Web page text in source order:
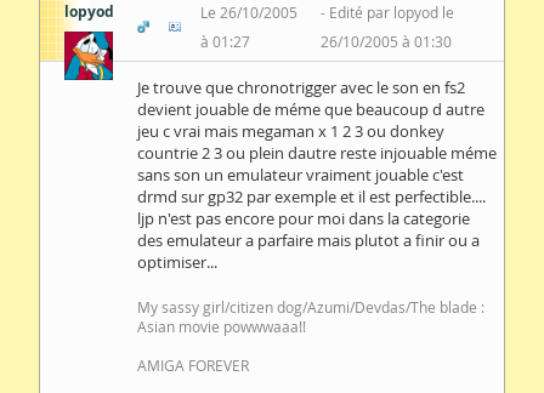
lopyod
Le 26/10/2005
à 01:27
Edité par lopyod le
26/10/2005 à 01:30
Je trouve que chronotrigger avec le son en fs2
devient jouable de méme que beaucoup d autre
jeu c vrai mais megaman x 1 2 3 ou donkey
countrie 2 3 ou plein dautre reste injouable méme
sans son un emulateur vraiment jouable c'est
drmd sur gp32 par exemple et il est perfectible....
ljp n'est pas encore pour moi dans la categorie
des emulateur a parfaire mais plutot a finir ou a
optimiser...
My sassy girl/citizen dog/Azumi/Devdas/The blade :
Asian movie powwwaaa!!
AMIGA FOREVER